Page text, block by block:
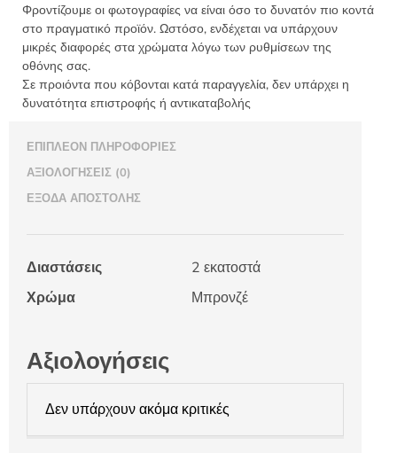
Φροντίζουμε οι φωτογραφίες να είναι όσο το δυνατόν πιο κοντά
στο πραγματικό προϊόν. Ωστόσο, ενδέχεται να υπάρχουν
μικρές διαφορές στα χρώματα λόγω των ρυθμίσεων της
οθόνης σας.
Σε προιόντα που κόβονται κατά παραγγελία, δεν υπάρχει η
δυνατότητα επιστροφής ή αντικαταβολής
ΕΠΙΠΛΈΟΝ ΠΛΗΡΟΦΟΡΊΕΣ
ΑΞΙΟΛΟΓΉΣΕΙΣ (0)
ΈΞΟΔΑ ΑΠΟΣΤΟΛΉΣ
Διαστάσεις
2 εκατοστά
Χρώμα
Μπρονζέ
Αξιολογήσεις
Δεν υπάρχουν ακόμα κριτικές